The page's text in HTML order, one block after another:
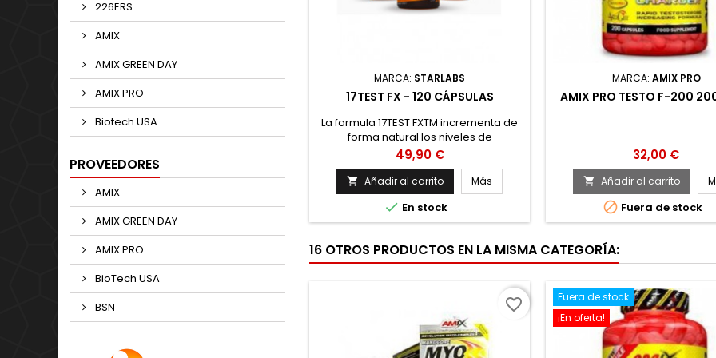
226ERS
AMIX
AMIX GREEN DAY
AMIX PRO
Biotech USA
PROVEEDORES
AMIX
AMIX GREEN DAY
AMIX PRO
BioTech USA
BSN
MARCA: STARLABS
17TEST FX - 120 CÁPSULAS
La formula 17TEST FXTM incrementa de
forma natural los niveles de
testosterona. Formulado con los
ingredientes más potentes y naturales
que te ayudan a incrementar
drásticamente tu nivel de testosterona
total y libre. Potenciador de
Testosterona 17TEST FXTM combina
con nutrientes anti- estrógenos que
liberan...
Precio
49,90 €
 Añadir al carrito Más
 En stock
MARCA: AMIX PRO
AMIX PRO TESTO F-200
Precio
32,00 €
 Añadir al carrito
 Fuera de stock
16 OTROS PRODUCTOS EN LA MISMA CATEGORÍA:
favorite_border
Fuera de stock
¡En oferta!